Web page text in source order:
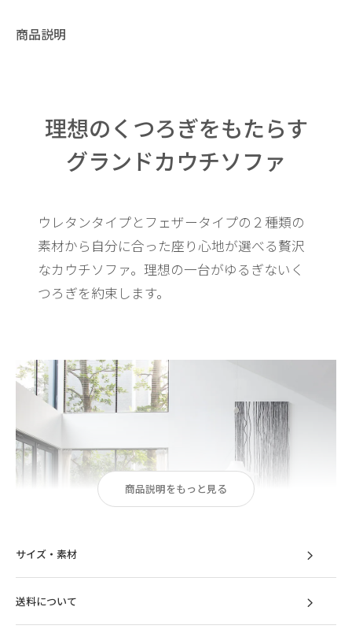
商品説明
理想のくつろぎをもたらす
グランドカウチソファ
ウレタンタイプとフェザータイプの２種類の
素材から 自分に合った座り心地が選べる贅沢
なカウチソファ。 理想の一台がゆるぎないく
つろぎを約束します。
商品説明をもっと見る
サイズ・素材
送料について